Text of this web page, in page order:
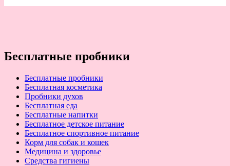
Бесплатные пробники
Бесплатные пробники
Бесплатная косметика
Пробники духов
Бесплатная еда
Бесплатные напитки
Бесплатное детское питание
Бесплатное спортивное питание
Корм для собак и кошек
Медицина и здоровье
Средства гигиены